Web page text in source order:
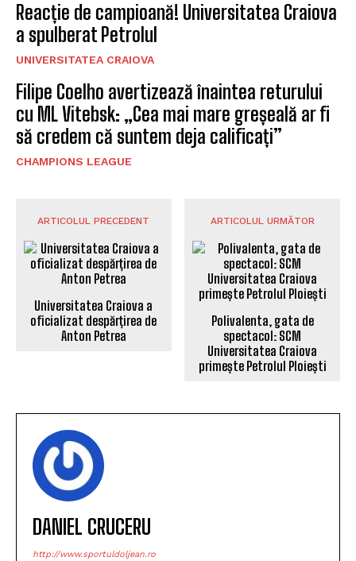
Reacție de campioană! Universitatea Craiova
a spulberat Petrolul
UNIVERSITATEA CRAIOVA
Filipe Coelho avertizează înaintea returului
cu ML Vitebsk: „Cea mai mare greșeală ar fi
să credem că suntem deja calificați”
CHAMPIONS LEAGUE
ARTICOLUL PRECEDENT ARTICOLUL URMĂTOR
Polivalenta, gata de
spectacol: SCM